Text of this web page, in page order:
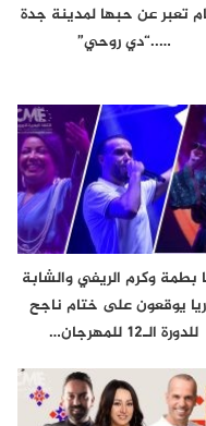
تعبر عن حبها لمدينة جدة
…..“دي روحي”
بطمة وكرم الريفي والشابة
يوقعون على ختام ناجح
للدورة الـ12 للمهرجان…